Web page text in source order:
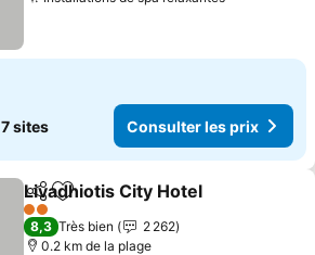
7 sites Consulter les prix
PartagerAjouter à mes favoris
Livadhiotis City Hotel
2 Étoiles
8,3 Très bien
2 262
0.2 km de la plage